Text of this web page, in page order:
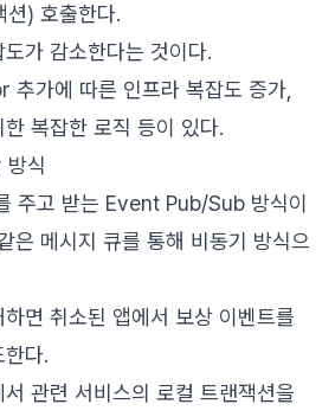
) 호출한다.
가 감소한다는 것이다.
가에 따른 인프라 복잡도 증가,
복잡한 로직 등이 있다.
식
주고 받는 Event Pub/Sub 방식이
은 메시지 큐를 통해 비동기 방식으
면 취소된 앱에서 보상 이벤트를
다.
관련 서비스의 로컬 트랜잭션을